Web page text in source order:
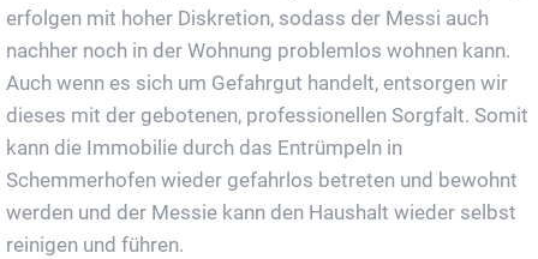
erfolgen mit hoher Diskretion, sodass der Messi auch
nachher noch in der Wohnung problemlos wohnen kann.
Auch wenn es sich um Gefahrgut handelt, entsorgen wir
dieses mit der gebotenen, professionellen Sorgfalt. Somit
kann die Immobilie durch das Entrümpeln in
Schemmerhofen wieder gefahrlos betreten und bewohnt
werden und der Messie kann den Haushalt wieder selbst
reinigen und führen.